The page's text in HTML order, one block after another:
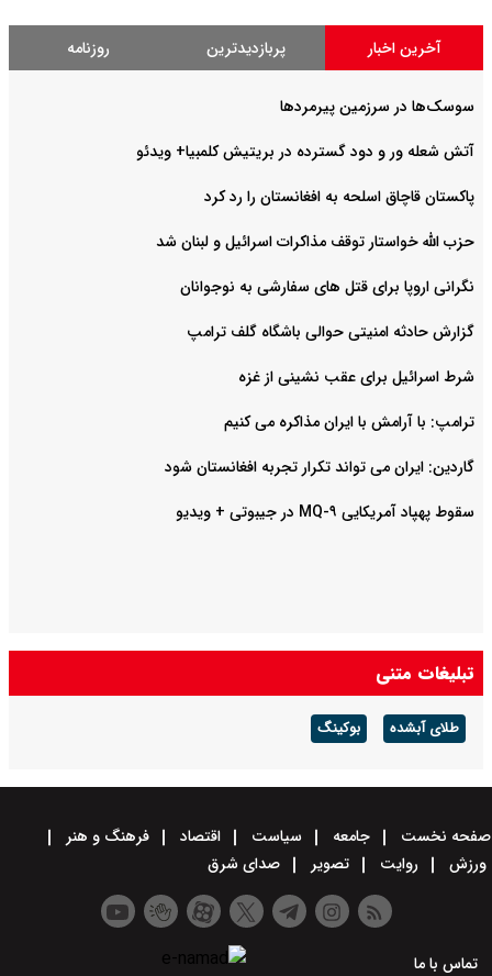
آخرین اخبار پربازدیدترین روزنامه
سوسک‌ها در سرزمین پیرمردها
آتش شعله ور و دود گسترده در بریتیش کلمبیا+ ویدئو
پاکستان قاچاق اسلحه به افغانستان را رد کرد
حزب الله خواستار توقف مذاکرات اسرائیل و لبنان شد
نگرانی اروپا برای قتل های سفارشی به نوجوانان
گزارش حادثه امنیتی حوالی باشگاه گلف ترامپ
شرط اسرائیل برای عقب نشینی از غزه
ترامپ: با آرامش با ایران مذاکره می کنیم
گاردین: ایران می تواند تکرار تجربه افغانستان شود
سقوط پهپاد آمریکایی MQ-۹ در جیبوتی + ویدیو
تبلیغات متنی
طلای آبشده بوکینگ
صفحه نخست جامعه سیاست اقتصاد
فرهنگ و هنر
ورزش
روایت تصویر صدای شرق
تماس با ما